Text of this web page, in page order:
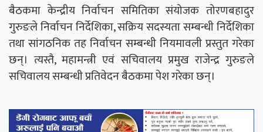
बैठकमा केन्द्रीय निर्वाचन समितिका संयोजक तोरणबहादुर
गुरुङले निर्वाचन निर्देशिका, सक्रिय सदस्यता सम्बन्धी निर्देशिका
तथा सांगठनिक तह निर्वाचन सम्बन्धी नियमावली प्रस्तुत गरेका
छन्। त्यस्तै, महामन्त्री एवं सचिवालय प्रमुख राजेन्द्र गुरुङले
सचिवालय सम्बन्धी प्रतिवेदन बैठकमा पेश गरेका छन्।